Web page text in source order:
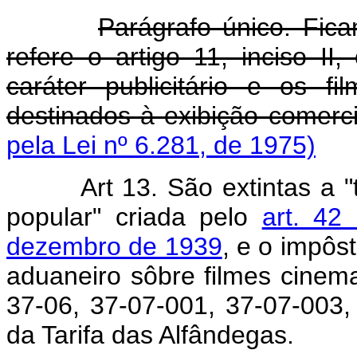
Parágrafo único.
refere o artigo 11, inciso II,
caráter publicitário e os
destinados à exibição
pela Lei nº 6.281, de 1975)
Art 13. São extintas a
popular" criada pelo art. 42
dezembro de 1939, e o
aduaneiro sôbre filmes
37-06, 37-07-001, 37-07-
da Tarifa das Alfândegas.